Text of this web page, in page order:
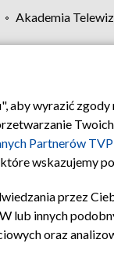
Akademia
Regulamin TVP
aby wyrazić
Partnerów
wskazujemy
przez
innych
oraz